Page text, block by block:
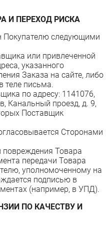
И ПЕРЕХОД РИСКА
Покупателю следующими
или привлеченной
указанного
Заказа на сайте, либо
теле письма.
по адресу: 1141076,
Канальный проезд, д. 9,
Поставщик
Сторонами
повреждения Товара
передачи Товара
уполномоченному на
подписью в
(например, в УПД).
ПО КАЧЕСТВУ И